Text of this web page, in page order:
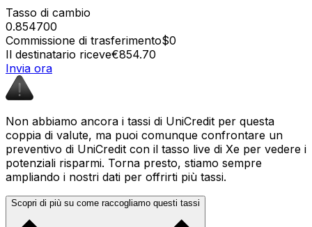
Tasso di cambio
0.854700
Commissione di trasferimento$0
Il destinatario riceve€854.70
Invia ora
Non abbiamo ancora i tassi di UniCredit per questa
coppia di valute, ma puoi comunque confrontare un
preventivo di UniCredit con il tasso live di Xe per vedere i
potenziali risparmi. Torna presto, stiamo sempre
ampliando i nostri dati per offrirti più tassi.
Scopri di più su come raccogliamo questi tassi